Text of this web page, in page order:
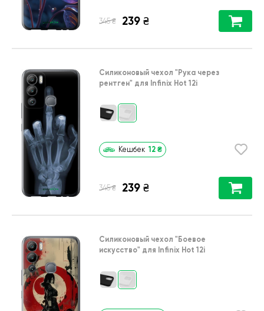
345 ₴ 239 ₴
Силиконовый чехол "Рука через
рентген" для Infinix Hot 12i
Кешбек 12 ₴
345 ₴ 239 ₴
Силиконовый чехол "Боевое
искусство" для Infinix Hot 12i